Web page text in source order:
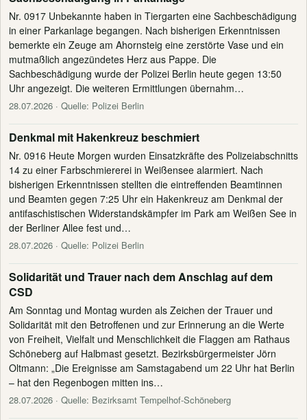
Nr. 0917 Unbekannte haben in Tiergarten eine Sachbeschädigung
in einer Parkanlage begangen. Nach bisherigen Erkenntnissen
bemerkte ein Zeuge am Ahornsteig eine zerstörte Vase und ein
mutmaßlich angezündetes Herz aus Pappe. Die
Sachbeschädigung wurde der Polizei Berlin heute gegen 13:50
Uhr angezeigt. Die weiteren Ermittlungen übernahm…
28.07.2026 · Quelle: Polizei Berlin
Denkmal mit Hakenkreuz beschmiert
Nr. 0916 Heute Morgen wurden Einsatzkräfte des Polizeiabschnitts
14 zu einer Farbschmiererei in Weißensee alarmiert. Nach
bisherigen Erkenntnissen stellten die eintreffenden Beamtinnen
und Beamten gegen 7:25 Uhr ein Hakenkreuz am Denkmal der
antifaschistischen Widerstandskämpfer im Park am Weißen See in
der Berliner Allee fest und…
28.07.2026 · Quelle: Polizei Berlin
Solidarität und Trauer nach dem Anschlag auf dem
CSD
Am Sonntag und Montag wurden als Zeichen der Trauer und
Solidarität mit den Betroffenen und zur Erinnerung an die Werte
von Freiheit, Vielfalt und Menschlichkeit die Flaggen am Rathaus
Schöneberg auf Halbmast gesetzt. Bezirksbürgermeister Jörn
Oltmann: „Die Ereignisse am Samstagabend um 22 Uhr hat Berlin
– hat den Regenbogen mitten ins…
28.07.2026 · Quelle: Bezirksamt Tempelhof-Schöneberg